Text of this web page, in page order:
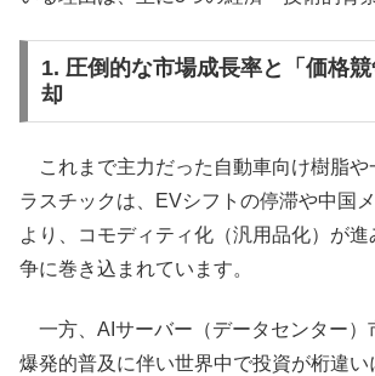
1. 圧倒的な市場成長率と「価格
却
これまで主力だった自動車向け樹脂や
ラスチックは、EVシフトの停滞や中国
より、コモディティ化（汎用品化）が
争に巻き込まれています。
一方、AIサーバー（データセンター）
爆発的普及に伴い世界中で投資が桁違い